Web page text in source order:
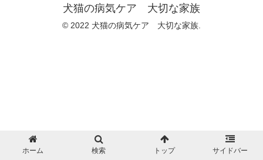
犬猫の病気ケア 大切な家族
© 2022 犬猫の病気ケア 大切な家族.
ホーム 検索 トップ サイドバー